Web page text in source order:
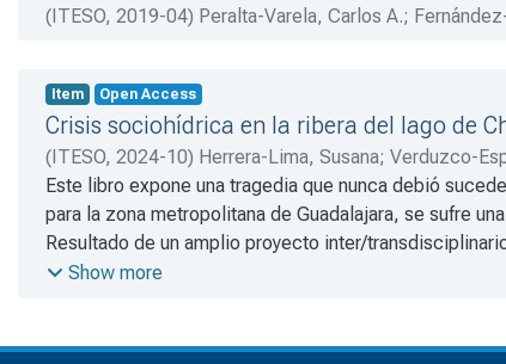
(ITESO, 2019-04) Peralta-Varela, Carlos A.;
Item Open Access
Crisis sociohídrica en la ribera del lago de
(ITESO, 2024-10) Herrera-Lima, Susana; Verduzco-
Varela, Carlos A.; RuízMagaña-Avalos, Daniella F.;
Graciela;Gutiérrez-Ramírez, Alba S. ;Muñoz-Acosta,
Este libro expone una tragedia que nunca debió
para la zona metropolitana de Guadalajara, se sufre
Resultado de un amplio proyecto inter/
Pedro Itzicán, cuyo propósito fue abordar el conjunto
socioculturales, la investigación contó con los
Show more